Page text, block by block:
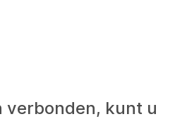
verbonden, kunt u